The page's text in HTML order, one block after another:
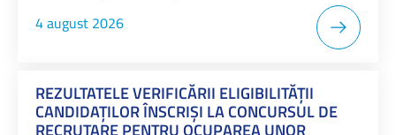
4 august 2026
REZULTATELE VERIFICĂRII ELIGIBILITĂȚII
CANDIDAȚILOR ÎNSCRIȘI LA CONCURSUL DE
RECRUTARE PENTRU OCUPAREA UNOR